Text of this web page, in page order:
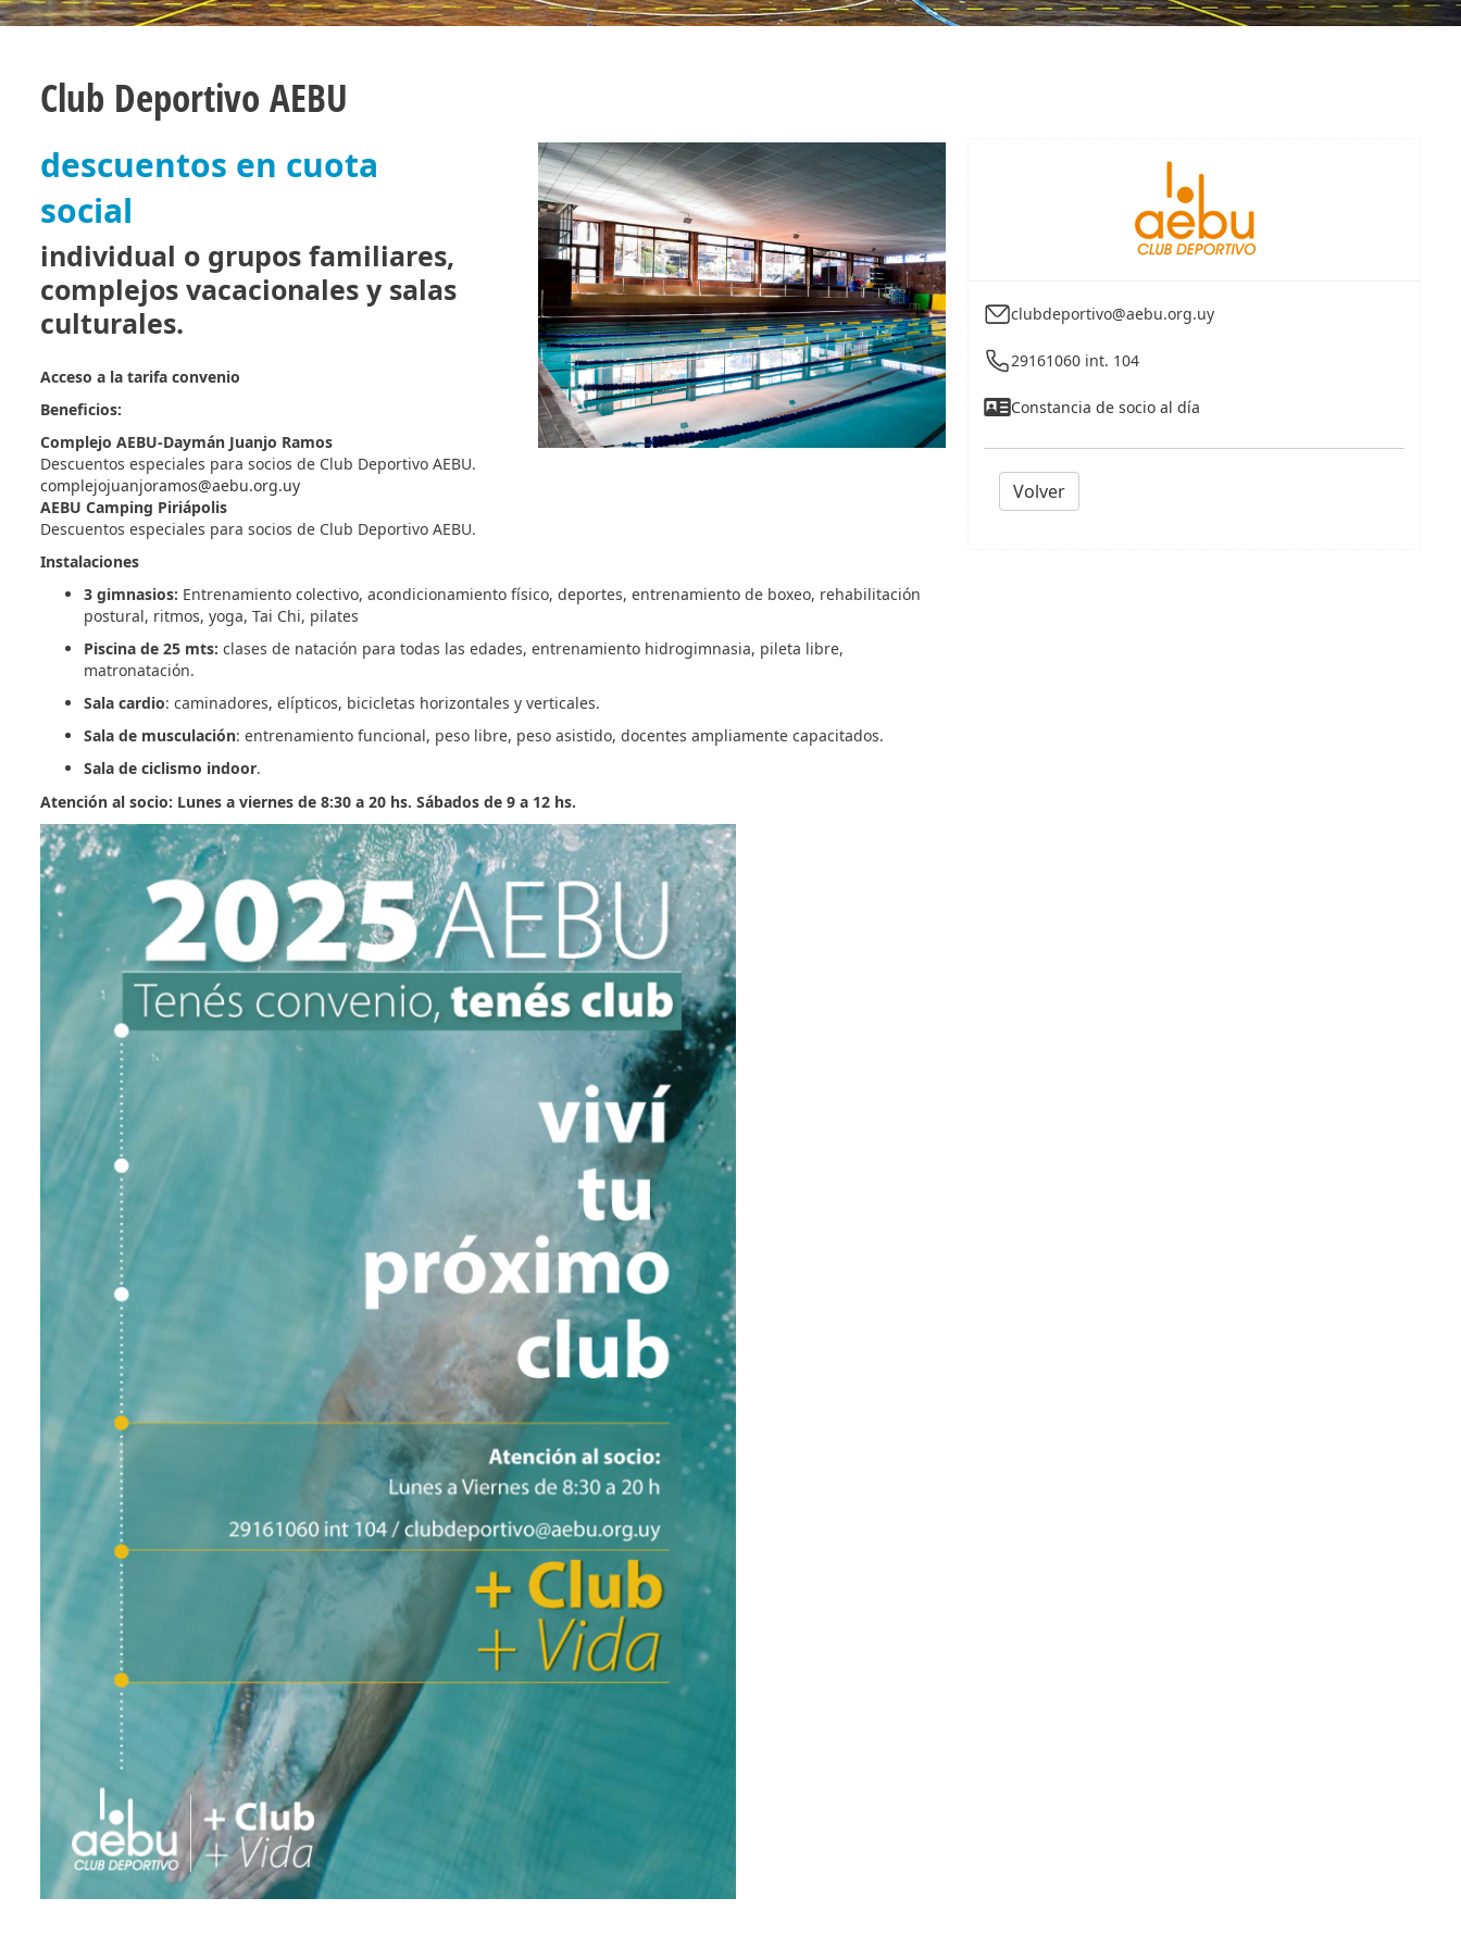
Club Deportivo AEBU
descuentos en cuota
social
individual o grupos familiares,
complejos vacacionales y salas
culturales.
Acceso a la tarifa convenio
Beneficios:
Complejo AEBU-Daymán Juanjo Ramos
Descuentos especiales para socios de Club Deportivo AEBU.
complejojuanjoramos@aebu.org.uy
AEBU Camping Piriápolis
Descuentos especiales para socios de Club Deportivo AEBU.
Instalaciones
3 gimnasios: Entrenamiento colectivo, acondicionamiento físico, deportes, entrenamiento de boxeo, rehabilitación
postural, ritmos, yoga, Tai Chi, pilates
Piscina de 25 mts: clases de natación para todas las edades, entrenamiento hidrogimnasia, pileta libre,
matronatación.
Sala cardio: caminadores, elípticos, bicicletas horizontales y verticales.
Sala de musculación: entrenamiento funcional, peso libre, peso asistido, docentes ampliamente capacitados.
Sala de ciclismo indoor.
Atención al socio: Lunes a viernes de 8:30 a 20 hs. Sábados de 9 a 12 hs.
clubdeportivo@aebu.org.uy
29161060 int. 104
Constancia de socio al día
Volver